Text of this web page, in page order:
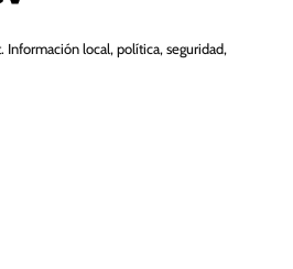
Información local, política, seguridad,